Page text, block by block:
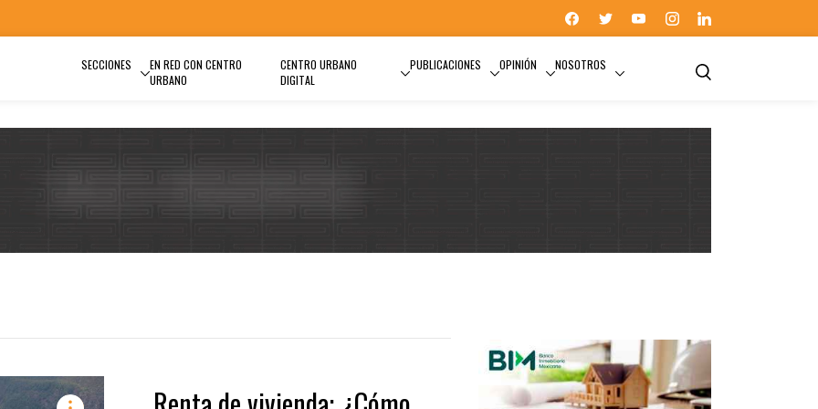
SECCIONES
EN RED CON CENTRO
URBANO
CENTRO URBANO
DIGITAL
PUBLICACIONES OPINIÓN NOSOTROS